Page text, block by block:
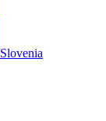
Slovenia